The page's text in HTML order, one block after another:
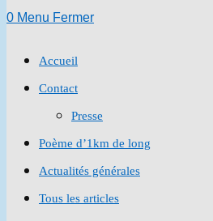
0 Menu Fermer
Accueil
Contact
Presse
Poème d’1km de long
Actualités générales
Tous les articles